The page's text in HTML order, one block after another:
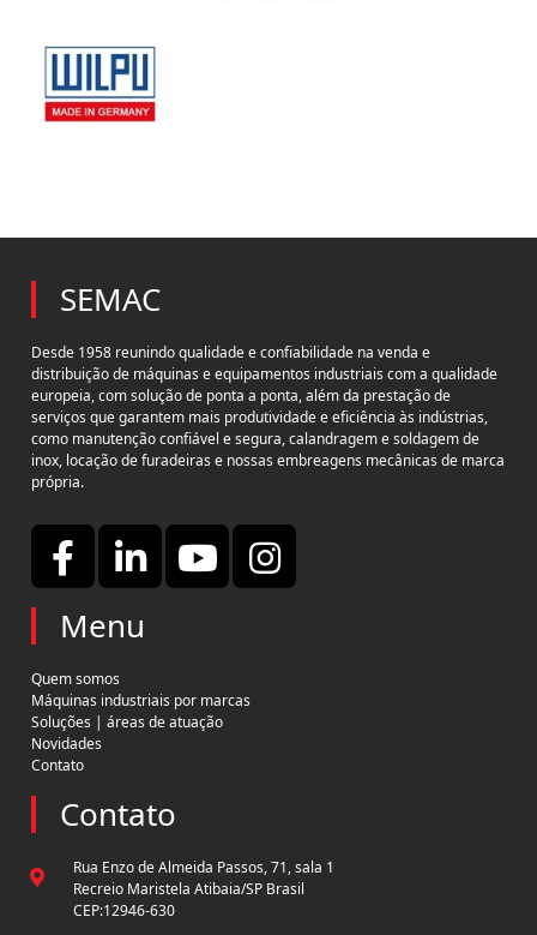
SEMAC
Desde 1958 reunindo qualidade e confiabilidade na venda e
distribuição de máquinas e equipamentos industriais com a qualidade
europeia, com solução de ponta a ponta, além da prestação de
serviços que garantem mais produtividade e eficiência às indústrias,
como manutenção confiável e segura, calandragem e soldagem de
inox, locação de furadeiras e nossas embreagens mecânicas de marca
própria.
Menu
Quem somos
Máquinas industriais por marcas
Soluções | áreas de atuação
Novidades
Contato
Contato
Rua Enzo de Almeida Passos, 71, sala 1
Recreio Maristela Atibaia/SP Brasil
CEP:12946-630